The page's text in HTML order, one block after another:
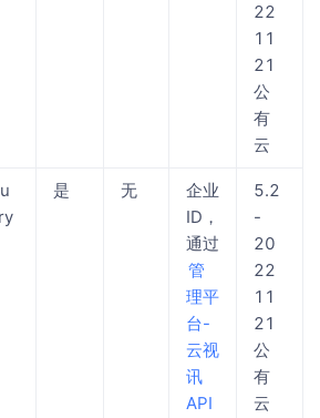
22
11
21
公
有
云
是 无
企业
ID，
通过
管
理平
台-
云视
讯
API
5.2
-
20
22
11
21
公
有
云